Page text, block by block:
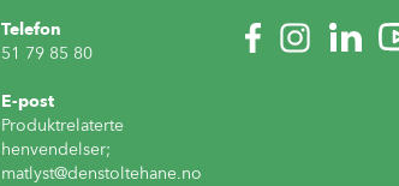
Telefon
51 79 85 80
E-post
Produktrelaterte
henvendelser;
matlyst@denstoltehane.no